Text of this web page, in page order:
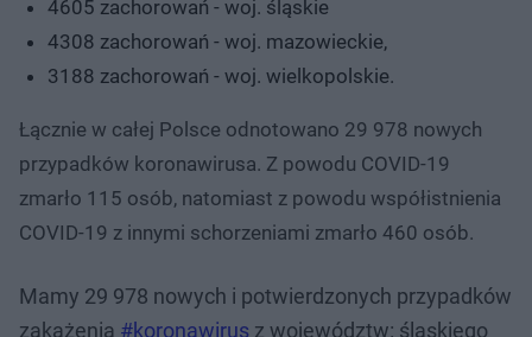
4605 zachorowań - woj. śląskie
4308 zachorowań - woj. mazowieckie,
3188 zachorowań - woj. wielkopolskie.
Łącznie w całej Polsce odnotowano 29 978 nowych
przypadków koronawirusa. Z powodu COVID-19
zmarło 115 osób, natomiast z powodu współistnienia
COVID-19 z innymi schorzeniami zmarło 460 osób.
Mamy 29 978 nowych i potwierdzonych przypadków
zakażenia #koronawirus z województw: śląskiego